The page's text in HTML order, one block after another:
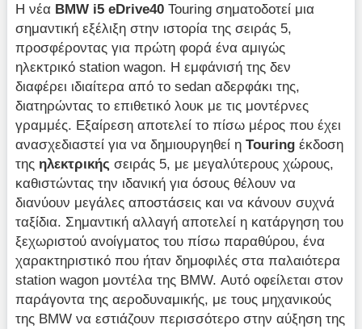
Η νέα BMW i5 eDrive40 Touring σηματοδοτεί μια
σημαντική εξέλιξη στην ιστορία της σειράς 5,
προσφέροντας για πρώτη φορά ένα αμιγώς
ηλεκτρικό station wagon. Η εμφάνισή της δεν
διαφέρει ιδιαίτερα από το sedan αδερφάκι της,
διατηρώντας το επιθετικό λουκ με τις μοντέρνες
γραμμές. Εξαίρεση αποτελεί το πίσω μέρος που έχει
ανασχεδιαστεί για να δημιουργηθεί η Touring έκδοση
της ηλεκτρικήςσειράς 5, με μεγαλύτερους χώρους,
καθιστώντας την ιδανική για όσους θέλουν να
διανύουν μεγάλες αποστάσεις και να κάνουν συχνά
ταξίδια. Σημαντική αλλαγή αποτελεί η κατάργηση του
ξεχωριστού ανοίγματος του πίσω παραθύρου, ένα
χαρακτηριστικό που ήταν δημοφιλές στα παλαιότερα
station wagon μοντέλα της BMW. Αυτό οφείλεται στον
παράγοντα της αεροδυναμικής, με τους μηχανικούς
της BMW να εστιάζουν περισσότερο στην αύξηση της